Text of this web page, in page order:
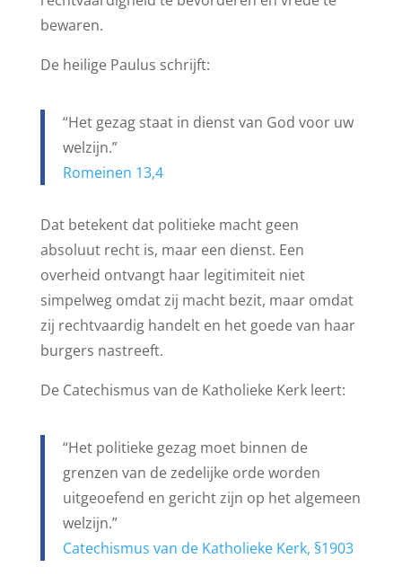
bewaren.
De heilige Paulus schrijft:
“Het gezag staat in dienst van God voor uw
welzijn.”
Romeinen 13,4
Dat betekent dat politieke macht geen
absoluut recht is, maar een dienst. Een
overheid ontvangt haar legitimiteit niet
simpelweg omdat zij macht bezit, maar omdat
zij rechtvaardig handelt en het goede van haar
burgers nastreeft.
De Catechismus van de Katholieke Kerk leert:
“Het politieke gezag moet binnen de
grenzen van de zedelijke orde worden
uitgeoefend en gericht zijn op het algemeen
welzijn.”
Catechismus van de Katholieke Kerk, §1903